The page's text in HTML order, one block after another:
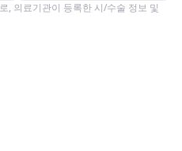
, 의료기관이 등록한 시/수술 정보 및